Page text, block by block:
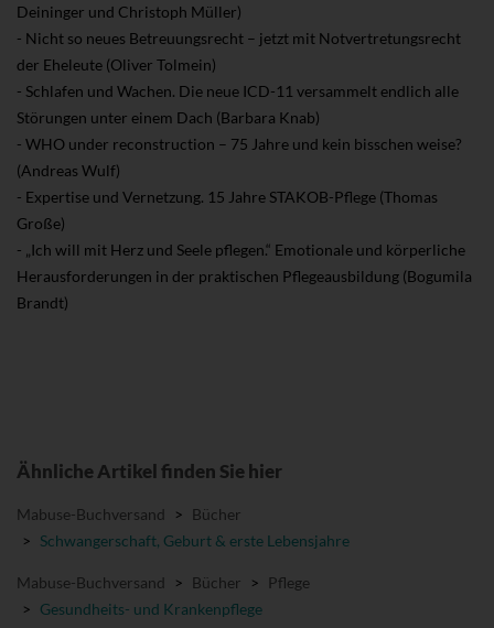
Deininger und Christoph Müller)
- Nicht so neues Betreuungsrecht – jetzt mit Notvertretungsrecht
der Eheleute (Oliver Tolmein)
- Schlafen und Wachen. Die neue ICD-11 versammelt endlich alle
Störungen unter einem Dach (Barbara Knab)
- WHO under reconstruction – 75 Jahre und kein bisschen weise?
(Andreas Wulf)
- Expertise und Vernetzung. 15 Jahre STAKOB-Pflege (Thomas
Große)
- „Ich will mit Herz und Seele pflegen.“ Emotionale und körperliche
Herausforderungen in der praktischen Pflegeausbildung (Bogumila
Brandt)
Ähnliche Artikel finden Sie hier
Mabuse-Buchversand > Bücher
> Schwangerschaft, Geburt & erste Lebensjahre
Mabuse-Buchversand > Bücher >
Pflege
> Gesundheits- und Krankenpflege